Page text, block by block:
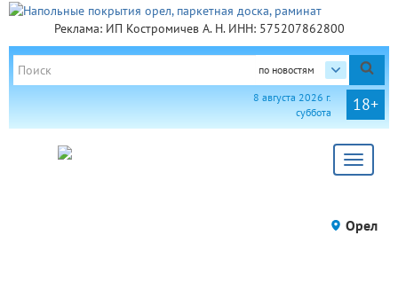
Реклама: ИП Костромичев А. Н. ИНН: 575207862800
по новостям
18+
8 августа 2026 г.
суббота
Toggle
Орел